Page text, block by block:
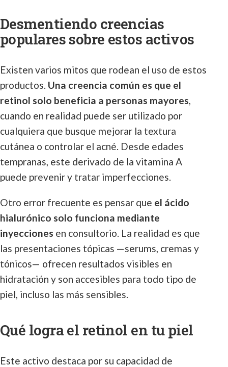
Desmentiendo creencias
populares sobre estos activos
Existen varios mitos que rodean el uso de estos
productos. Una creencia común es que el
retinol solo beneficia a personas mayores,
cuando en realidad puede ser utilizado por
cualquiera que busque mejorar la textura
cutánea o controlar el acné. Desde edades
tempranas, este derivado de la vitamina A
puede prevenir y tratar imperfecciones.
Otro error frecuente es pensar que el ácido
hialurónico solo funciona mediante
inyecciones en consultorio. La realidad es que
las presentaciones tópicas —serums, cremas y
tónicos— ofrecen resultados visibles en
hidratación y son accesibles para todo tipo de
piel, incluso las más sensibles.
Qué logra el retinol en tu piel
Este activo destaca por su capacidad de